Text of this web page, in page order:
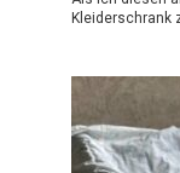
Kleiderschrank